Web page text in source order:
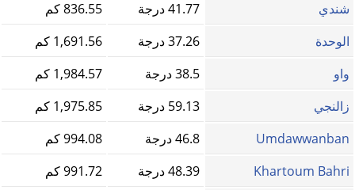
شندي
41.77 درجة
836.55 كم
الوحدة
37.26 درجة
1,691.56 كم
واو
38.5 درجة
1,984.57 كم
زالنجي
59.13 درجة
1,975.85 كم
Umdawwanban
46.8 درجة
994.08 كم
Khartoum Bahri
48.39 درجة
991.72 كم